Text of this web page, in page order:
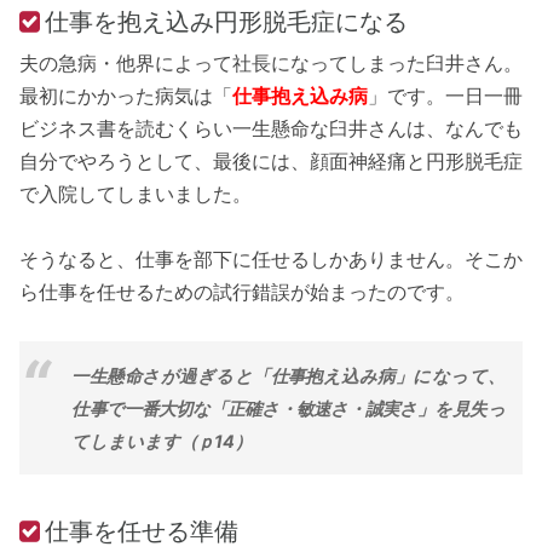
仕事を抱え込み円形脱毛症になる
夫の急病・他界によって社長になってしまった臼井さん。
最初にかかった病気は「仕事抱え込み病 」です。一日一冊
ビジネス書を読むくらい一生懸命な臼井さんは、なんでも
自分でやろうとして、最後には、顔面神経痛と円形脱毛症
で入院してしまいました。
そうなると、仕事を部下に任せるしかありません。そこか
ら仕事を任せるための試行錯誤が始まったのです。
一生懸命さが過ぎると「仕事抱え込み病」になって、
仕事で一番大切な「正確さ・敏速さ・誠実さ」を見失っ
てしまいます（ｐ14）
仕事を任せる準備